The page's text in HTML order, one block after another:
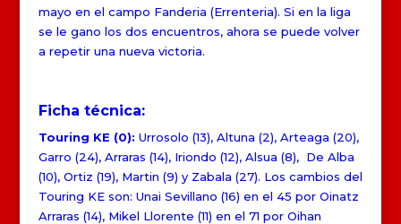
mayo en el campo Fanderia (Errenteria). Si en la liga
se le gano los dos encuentros, ahora se puede volver
a repetir una nueva victoria.
Ficha técnica:
Touring KE (0): Urrosolo (13), Altuna (2), Arteaga (20),
Garro (24), Arraras (14), Iriondo (12), Alsua (8), De Alba
(10), Ortiz (19), Martin (9) y Zabala (27). Los cambios del
Touring KE son: Unai Sevillano (16) en el 45 por Oinatz
Arraras (14), Mikel Llorente (11) en el 71 por Oihan